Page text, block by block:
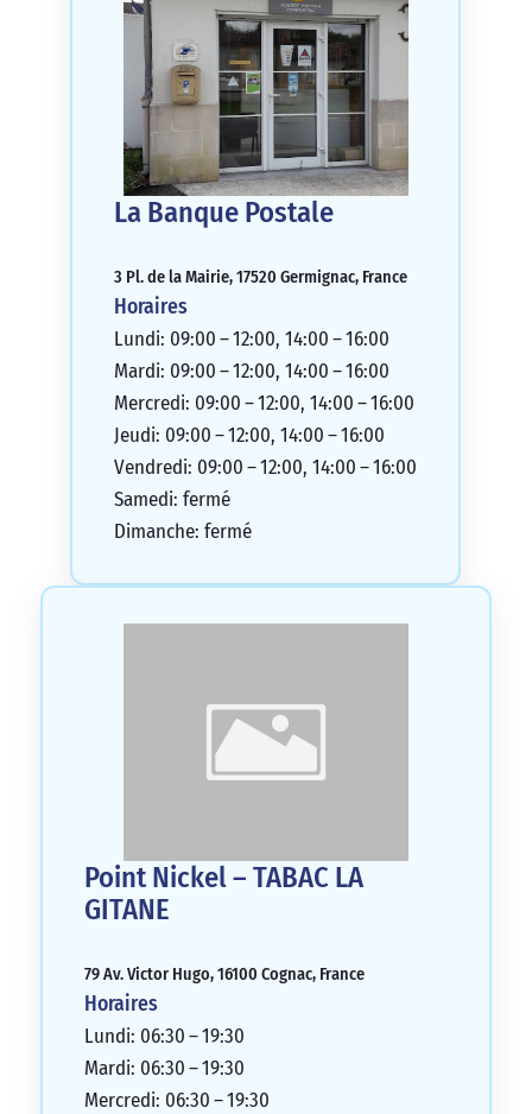
La Banque Postale
3 Pl. de la Mairie, 17520 Germignac, France
Horaires
Lundi: 09:00 – 12:00, 14:00 – 16:00
Mardi: 09:00 – 12:00, 14:00 – 16:00
Mercredi: 09:00 – 12:00, 14:00 – 16:00
Jeudi: 09:00 – 12:00, 14:00 – 16:00
Vendredi: 09:00 – 12:00, 14:00 – 16:00
Samedi: fermé
Dimanche: fermé
Point Nickel – TABAC LA
GITANE
79 Av. Victor Hugo, 16100 Cognac, France
Horaires
Lundi: 06:30 – 19:30
Mardi: 06:30 – 19:30
Mercredi: 06:30 – 19:30